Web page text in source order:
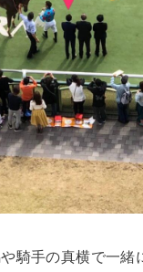
騎手の真横で一緒